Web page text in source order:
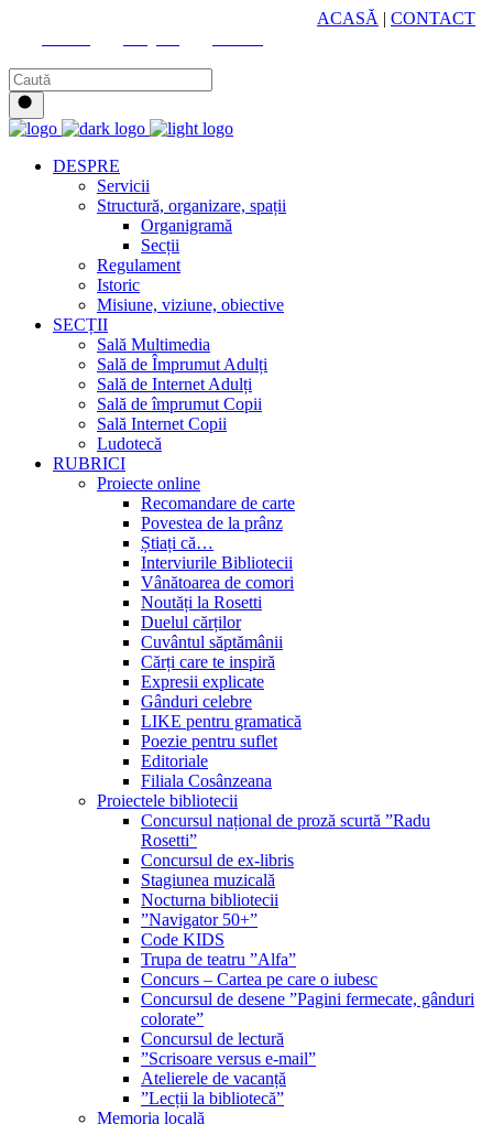
ACASĂ | CONTACT
DESPRE
Servicii
Structură, organizare, spații
Organigramă
Secții
Regulament
Istoric
Misiune, viziune, obiective
SECȚII
Sală Multimedia
Sală de Împrumut Adulți
Sală de Internet Adulți
Sală de împrumut Copii
Sală Internet Copii
Ludotecă
RUBRICI
Proiecte online
Recomandare de carte
Povestea de la prânz
Știați că…
Interviurile Bibliotecii
Vânătoarea de comori
Noutăți la Rosetti
Duelul cărților
Cuvântul săptămânii
Cărți care te inspiră
Expresii explicate
Gânduri celebre
LIKE pentru gramatică
Poezie pentru suflet
Editoriale
Filiala Cosânzeana
Proiectele bibliotecii
Concursul național de proză scurtă ”Radu
Rosetti”
Concursul de ex-libris
Stagiunea muzicală
Nocturna bibliotecii
”Navigator 50+”
Code KIDS
Trupa de teatru ”Alfa”
Concurs – Cartea pe care o iubesc
Concursul de desene ”Pagini fermecate, gânduri
colorate”
Concursul de lectură
”Scrisoare versus e-mail”
Atelierele de vacanță
”Lecții la bibliotecă”
Memoria locală